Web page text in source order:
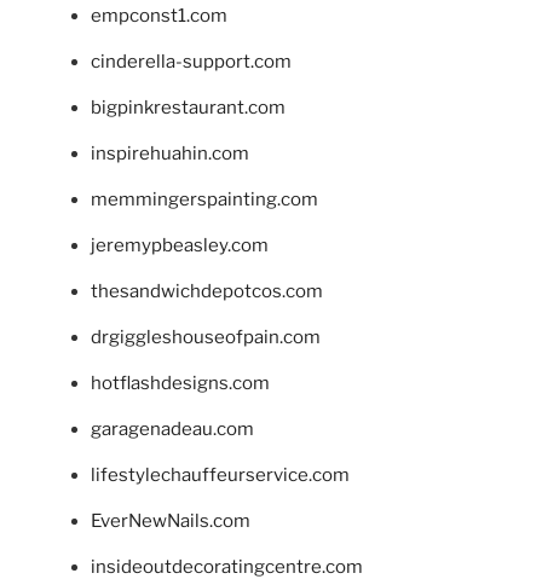
empconst1.com
cinderella-support.com
bigpinkrestaurant.com
inspirehuahin.com
memmingerspainting.com
jeremypbeasley.com
thesandwichdepotcos.com
drgiggleshouseofpain.com
hotflashdesigns.com
garagenadeau.com
lifestylechauffeurservice.com
EverNewNails.com
insideoutdecoratingcentre.com